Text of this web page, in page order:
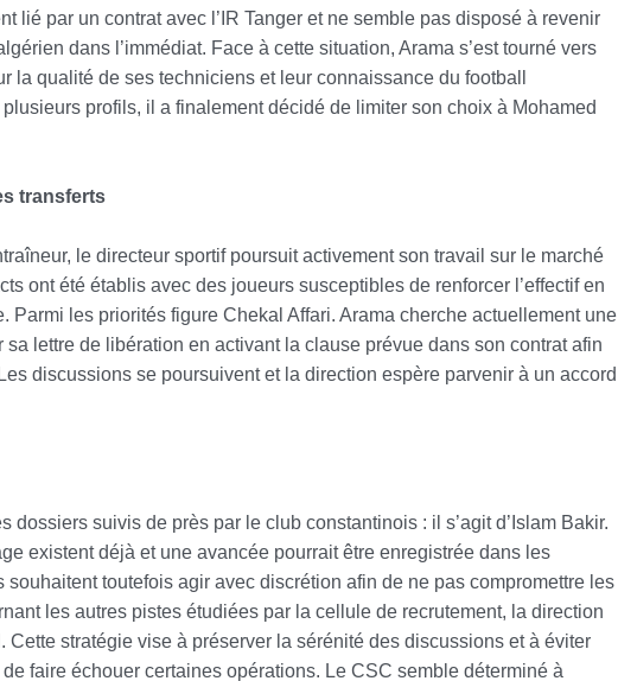
lié par un contrat avec l’IR Tanger et ne semble pas disposé à revenir
dans l’immédiat. Face à cette situation, Arama s’est tourné vers
la qualité de ses techniciens et leur connaissance du football
profils, il a finalement décidé de limiter son choix à Mohamed
transferts
le directeur sportif poursuit activement son travail sur le marché
ont été établis avec des joueurs susceptibles de renforcer l’effectif en
Parmi les priorités figure Chekal Affari. Arama cherche actuellement une
sa lettre de libération en activant la clause prévue dans son contrat afin
discussions se poursuivent et la direction espère parvenir à un accord
dossiers suivis de près par le club constantinois : il s’agit d’Islam Bakir.
existent déjà et une avancée pourrait être enregistrée dans les
toutefois agir avec discrétion afin de ne pas compromettre les
les autres pistes étudiées par la cellule de recrutement, la direction
Cette stratégie vise à préserver la sérénité des discussions et à éviter
faire échouer certaines opérations. Le CSC semble déterminé à